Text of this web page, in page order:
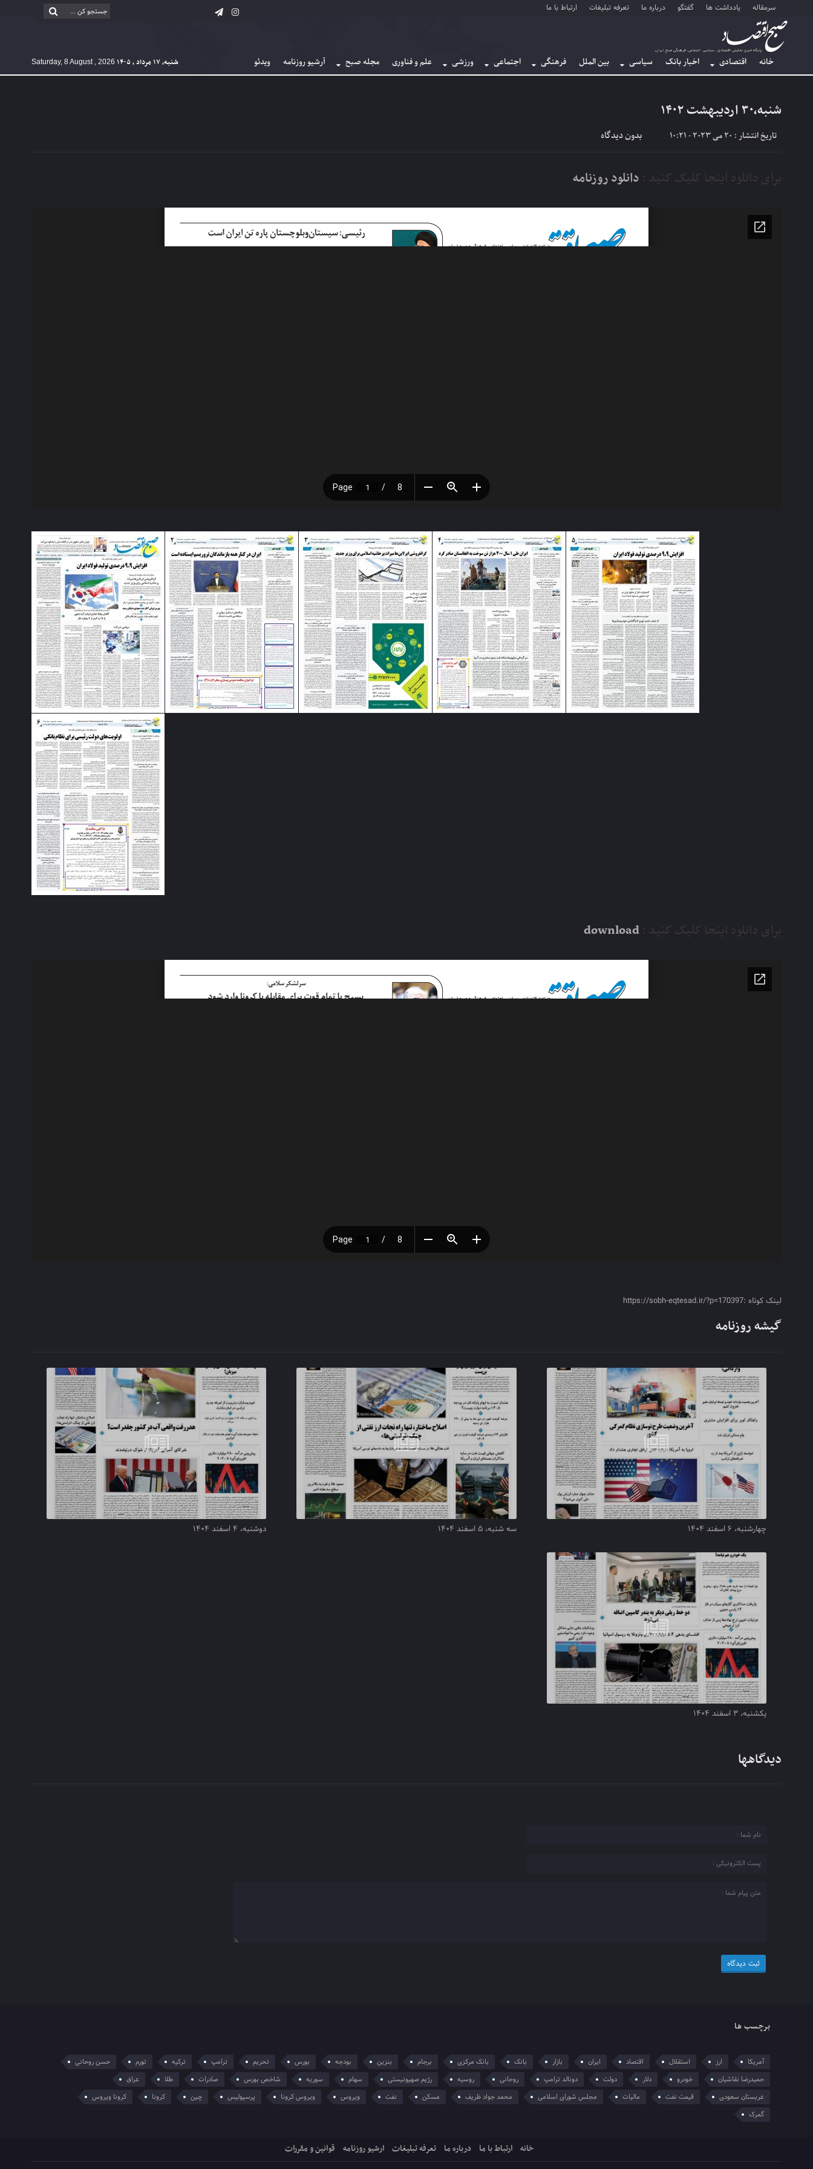
سرمقاله یادداشت ها گفتگو درباره ما تعرفه تبلیغات ارتباط با ما
خانه اقتصادی اخبار بانک سیاسی بین الملل فرهنگی اجتماعی ورزشی علم و فناوری مجله صبح آرشیو روزنامه ویدئو شنبه, ۱۷ مرداد , ۱۴۰۵ Saturday, 8 August , 2026
شنبه،۳۰ اردیبهشت ۱۴۰۲
تاریخ انتشار : 20 می 2023 - 10:21 بدون دیدگاه
دانلود روزنامه
download
لینک کوتاه :https://sobh-eqtesad.ir/?p=170397
گیشه روزنامه
چهارشنبه، ۶ اسفند ۱۴۰۴ سه شنبه، ۵ اسفند ۱۴۰۴ دوشنبه، ۴ اسفند ۱۴۰۴
یکشنبه، ۳ اسفند ۱۴۰۴
دیدگاهها
برچسب ها
آمریکا ارز استقلال اقتصاد ایران بازار بانک بانک مرکزی برجام بنزین بودجه بورس تحریم ترامپ ترکیه تورم
حسن روحانی
حمیدرضا نقاشیان
خودرو دلار دولت دونالد ترامپ روحانی روسیه رژیم صهیونیستی سهام سوریه شاخص بورس صادرات طلا
عراق
عربستان سعودی
قیمت نفت مالیات مجلس شورای اسلامی محمد جواد ظریف مسکن نفت ویروس ویروس کرونا پرسپولیس چین کرونا
کرونا ویروس
گمرک
خانه ارتباط با ما درباره ما تعرفه تبلیغات ارشیو روزنامه قوانین و مقررات